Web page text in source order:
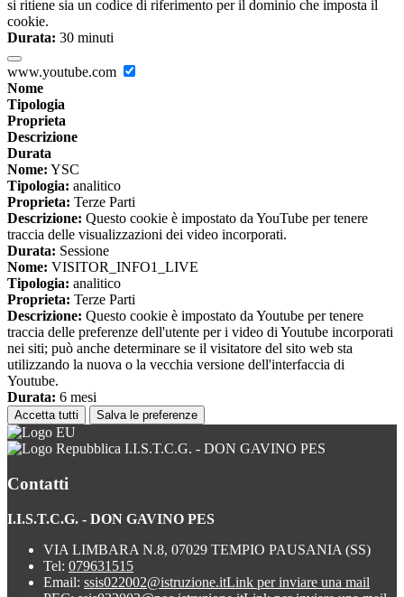
si ritiene sia un codice di riferimento per il dominio che imposta il
cookie.
Durata: 30 minuti
www.youtube.com
Nome
Tipologia
Proprieta
Descrizione
Durata
Nome: YSC
Tipologia: analitico
Proprieta: Terze Parti
Descrizione: Questo cookie è impostato da YouTube per tenere
traccia delle visualizzazioni dei video incorporati.
Durata: Sessione
Nome: VISITOR_INFO1_LIVE
Tipologia: analitico
Proprieta: Terze Parti
Descrizione: Questo cookie è impostato da Youtube per tenere
traccia delle preferenze dell'utente per i video di Youtube incorporati
nei siti; può anche determinare se il visitatore del sito web sta
utilizzando la nuova o la vecchia versione dell'interfaccia di
Youtube.
Durata: 6 mesi
Accetta tutti Salva le preferenze
I.I.S.T.C.G. - DON GAVINO PES
Contatti
I.I.S.T.C.G. - DON GAVINO PES
VIA LIMBARA N.8, 07029 TEMPIO PAUSANIA (SS)
Tel: 079631515
Email: ssis022002@istruzione.itLink per inviare una mail